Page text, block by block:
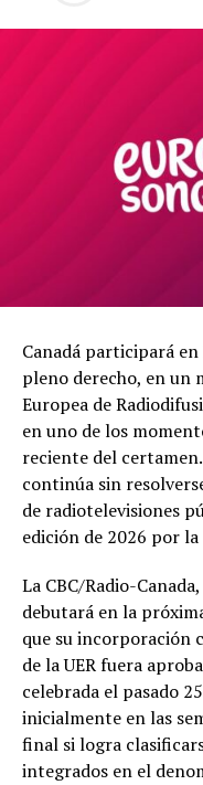
Canadá participará
pleno derecho, en un
Europea de
en uno de los
reciente del
continúa sin
de radiotelevisiones
edición de 2026 por
La CBC/Radio-
debutará en la
que su incorporación
de la UER fuera
celebrada el pasado
inicialmente en las
final si logra
integrados en el